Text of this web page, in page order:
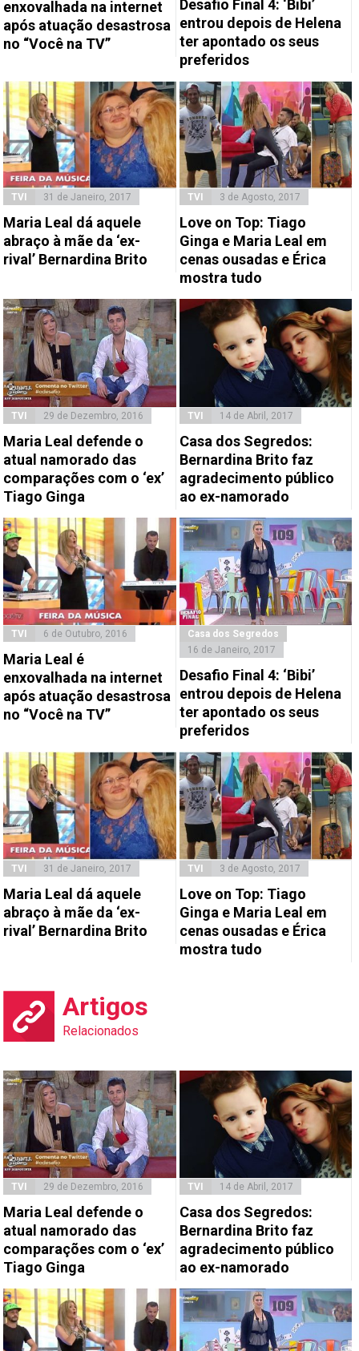
enxovalhada na internet
após atuação desastrosa
no “Você na TV”
Desafio Final 4: ‘Bibi’
entrou depois de Helena
ter apontado os seus
preferidos
TVI 31 de Janeiro, 2017
Maria Leal dá aquele
abraço à mãe da ‘ex-
rival’ Bernardina Brito
TVI 3 de Agosto, 2017
Love on Top: Tiago
Ginga e Maria Leal em
cenas ousadas e Érica
mostra tudo
TVI 29 de Dezembro, 2016
Maria Leal defende o
atual namorado das
comparações com o ‘ex’
Tiago Ginga
TVI 14 de Abril, 2017
Casa dos Segredos:
Bernardina Brito faz
agradecimento público
ao ex-namorado
TVI 6 de Outubro, 2016
Maria Leal é
enxovalhada na internet
após atuação desastrosa
no “Você na TV”
Casa dos Segredos
16 de Janeiro, 2017
Desafio Final 4: ‘Bibi’
entrou depois de Helena
ter apontado os seus
preferidos
TVI 31 de Janeiro, 2017
Maria Leal dá aquele
abraço à mãe da ‘ex-
rival’ Bernardina Brito
TVI 3 de Agosto, 2017
Love on Top: Tiago
Ginga e Maria Leal em
cenas ousadas e Érica
mostra tudo
Artigos
Relacionados
TVI 29 de Dezembro, 2016
Maria Leal defende o
atual namorado das
comparações com o ‘ex’
Tiago Ginga
TVI 14 de Abril, 2017
Casa dos Segredos:
Bernardina Brito faz
agradecimento público
ao ex-namorado